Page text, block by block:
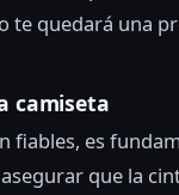
te quedará una
camiseta
fiables, es
que la